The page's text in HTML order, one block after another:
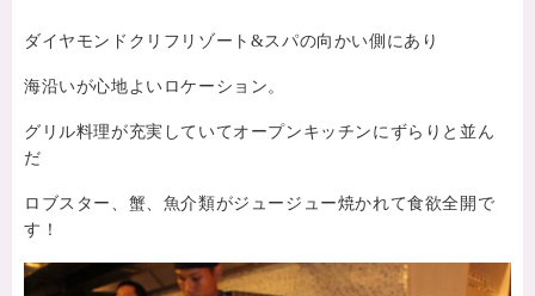
ダイヤモンドクリフリゾート&スパの向かい側にあり
海沿いが心地よいロケーション。
グリル料理が充実していてオープンキッチンにずらりと並ん
だ
ロブスター、蟹、魚介類がジュージュー焼かれて食欲全開で
す！